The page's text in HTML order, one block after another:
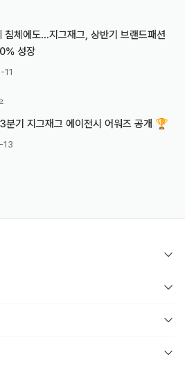
침체에도…지그재그, 상반기 브랜드패션
성장
기 지그재그 에이전시 어워즈 공개 🏆
13